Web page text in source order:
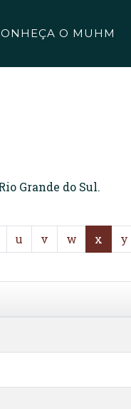
O MUHM
Grande do Sul.
u v w x y